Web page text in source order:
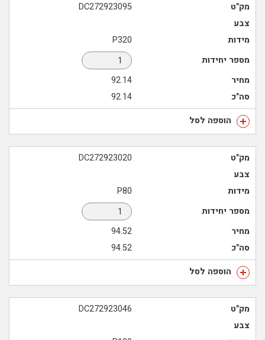
מק"ט
DC272923095
צבע
מידות
P320
מספר יחידות
מחיר
92.14
סה"כ
92.14
הוספה לסל
מק"ט
DC272923020
צבע
מידות
P80
מספר יחידות
מחיר
94.52
סה"כ
94.52
הוספה לסל
מק"ט
DC272923046
צבע